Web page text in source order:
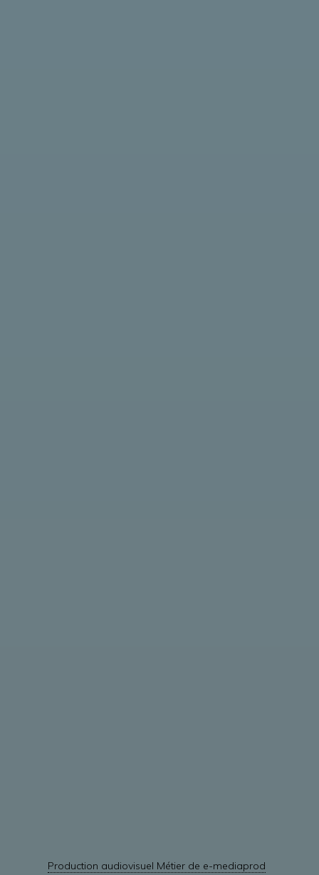
Production audiovisuel Métier de e-mediaprod